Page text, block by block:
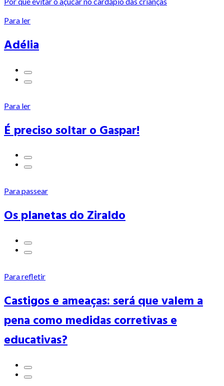
Para ler
Adélia
Para ler
É preciso soltar o Gaspar!
Para passear
Os planetas do Ziraldo
Para refletir
Castigos e ameaças: será que valem a
pena como medidas corretivas e
educativas?